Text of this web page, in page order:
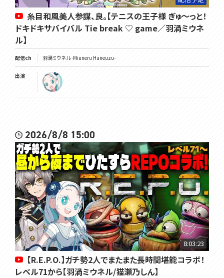
糸目和風美人参謀、良。【テニスの王子様 ぎゅ～っと！
ドキドキサバイバル Tie break ♡ game／羽渦ミウネ
ル】
配信ch 羽渦ミウネル -Miuneru Haneuzu-
出演
2026/8/8 15:00
8:03:23
【R.E.P.O.】ガチ勢2人でまたまた長時間堪能コラボ！
レベル71から【羽渦ミウネル/猫瀬乃しん】